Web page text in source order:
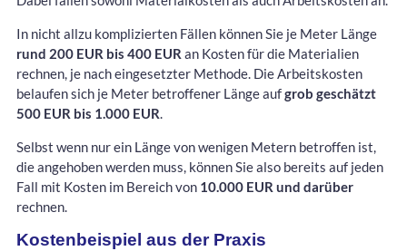
In nicht allzu komplizierten Fällen können Sie je Meter Länge
rund 200 EUR bis 400 EUR an Kosten für die Materialien
rechnen, je nach eingesetzter Methode. Die Arbeitskosten
belaufen sich je Meter betroffener Länge aufgrob geschätzt
500 EUR bis 1.000 EUR.
Selbst wenn nur ein Länge von wenigen Metern betroffen ist,
die angehoben werden muss, können Sie also bereits auf jeden
Fall mit Kosten im Bereich von 10.000 EUR und darüber
rechnen.
Kostenbeispiel aus der Praxis